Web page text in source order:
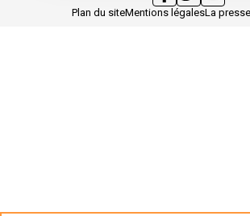
Plan du siteMentions légalesLa